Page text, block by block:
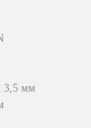
3,5 мм